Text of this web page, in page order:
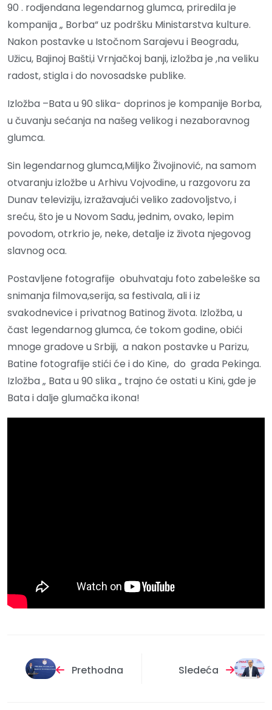
90 . rodjendana legendarnog glumca, priredila je
kompanija „ Borba“ uz podršku Ministarstva kulture.
Nakon postavke u Istočnom Sarajevu i Beogradu,
Užicu, Bajinoj Bašti,i Vrnjačkoj banji, izložba je ,na veliku
radost, stigla i do novosadske publike.
Izložba –Bata u 90 slika- doprinos je kompanije Borba,
u čuvanju sećanja na našeg velikog i nezaboravnog
glumca.
Sin legendarnog glumca,Miljko Živojinović, na samom
otvaranju izložbe u Arhivu Vojvodine, u razgovoru za
Dunav televiziju, izražavajući veliko zadovoljstvo, i
sreću, što je u Novom Sadu, jednim, ovako, lepim
povodom, otrkrio je, neke, detalje iz života njegovog
slavnog oca.
Postavljene fotografije obuhvataju foto zabeleške sa
snimanja filmova,serija, sa festivala, ali i iz
svakodnevice i privatnog Batinog života. Izložba, u
čast legendarnog glumca, će tokom godine, obići
mnoge gradove u Srbiji, a nakon postavke u Parizu,
Batine fotografije stići će i do Kine, do grada Pekinga.
Izložba „ Bata u 90 slika „ trajno će ostati u Kini, gde je
Bata i dalje glumačka ikona!
Prethodna Sledeća